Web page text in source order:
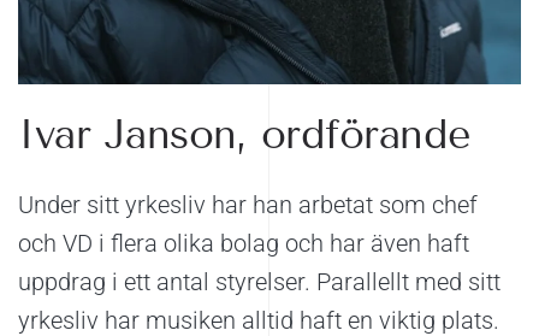
Ivar Janson, ordförande
Under sitt yrkesliv har han arbetat som chef
och VD i flera olika bolag och har även haft
uppdrag i ett antal styrelser. Parallellt med sitt
yrkesliv har musiken alltid haft en viktig plats.